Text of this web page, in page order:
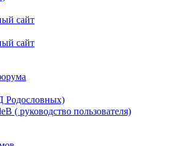
сайт
сайт
Родословных)
( руководство пользователя)